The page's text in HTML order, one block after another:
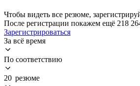
Чтобы видеть все резюме,
После регистрации покажем ещё 218
Зарегистрироваться
За всё время
По соответствию
20 резюме